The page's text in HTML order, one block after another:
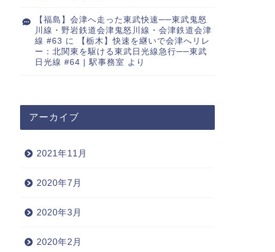
【福島】会津へ走った東武快速──東武鬼怒
川線・野岩鉄道会津鬼怒川線・会津鉄道会津
線 #63 に
【栃木】快速を継いで会津へリレ
ー：北関東を駆ける東武日光線急行──東武
日光線 #64 | 駅事務室 より
アーカイブ
2021年11月
2020年7月
2020年3月
2020年2月